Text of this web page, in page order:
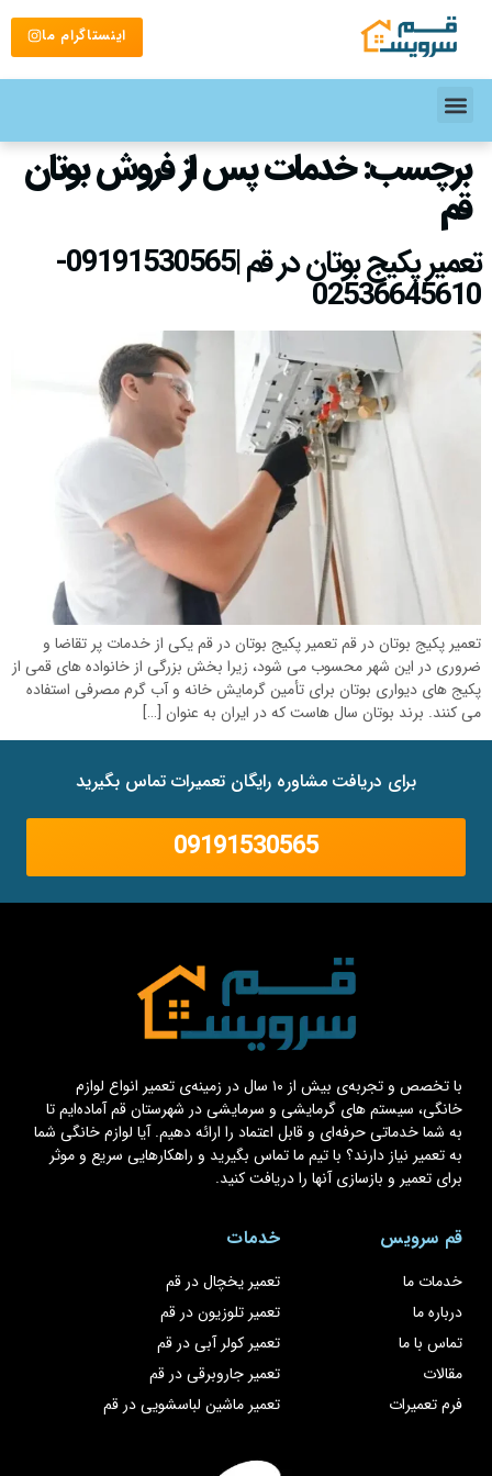
اینستاگرام ما
برچسب:خدمات پس از فروش بوتان
قم
تعمیر پکیج بوتان در قم |09191530565-
02536645610
تعمیر پکیج بوتان در قم تعمیر پکیج بوتان در قم یکی از خدمات پر تقاضا و
ضروری در این شهر محسوب می شود، زیرا بخش بزرگی از خانواده های قمی از
پکیج های دیواری بوتان برای تأمین گرمایش خانه و آب گرم مصرفی استفاده
می کنند. برند بوتان سال هاست که در ایران به عنوان […]
برای دریافت مشاوره رایگان تعمیرات تماس بگیرید
09191530565
با تخصص و تجربه‌ی بیش از ۱۰ سال در زمینه‌ی تعمیر انواع لوازم
خانگی، سیستم های گرمایشی و سرمایشی در شهرستان قم آماده‌ایم تا
به شما خدماتی حرفه‌ای و قابل اعتماد را ارائه دهیم. آیا لوازم خانگی شما
به تعمیر نیاز دارند؟ با تیم ما تماس بگیرید و راهکارهایی سریع و موثر
برای تعمیر و بازسازی آنها را دریافت کنید.
قم سرویس
خدمات ما
درباره ما
تماس با ما
مقالات
فرم تعمیرات
خدمات
تعمیر یخچال در قم
تعمیر تلوزیون در قم
تعمیر کولر آبی در قم
تعمیر جاروبرقی در قم
تعمیر ماشین لباسشویی در قم